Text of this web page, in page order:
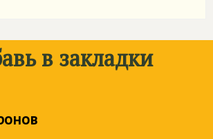
в закладки